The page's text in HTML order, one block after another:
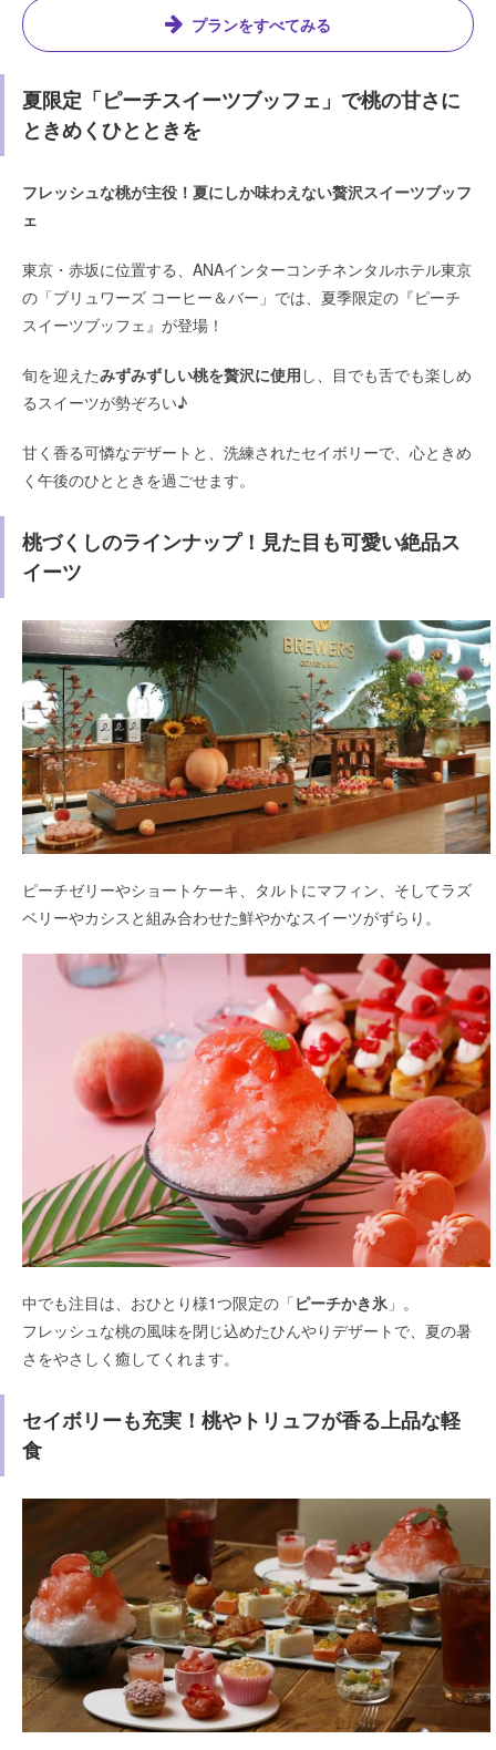
プランをすべてみる
夏限定「ピーチスイーツブッフェ」で桃の甘さに
ときめくひとときを
フレッシュな桃が主役！夏にしか味わえない贅沢スイーツブッフ
ェ
東京・赤坂に位置する、ANAインターコンチネンタルホテル東京
の「ブリュワーズ コーヒー＆バー」では、夏季限定の『ピーチ
スイーツブッフェ』が登場！
旬を迎えたみずみずしい桃を贅沢に使用 し、目でも舌でも楽しめ
るスイーツが勢ぞろい♪
甘く香る可憐なデザートと、洗練されたセイボリーで、心ときめ
く午後のひとときを過ごせます。
桃づくしのラインナップ！見た目も可愛い絶品ス
イーツ
ピーチゼリーやショートケーキ、タルトにマフィン、そしてラズ
ベリーやカシスと組み合わせた鮮やかなスイーツがずらり。
中でも注目は、おひとり様1つ限定の「ピーチかき氷 」。
フレッシュな桃の風味を閉じ込めたひんやりデザートで、夏の暑
さをやさしく癒してくれます。
セイボリーも充実！桃やトリュフが香る上品な軽
食